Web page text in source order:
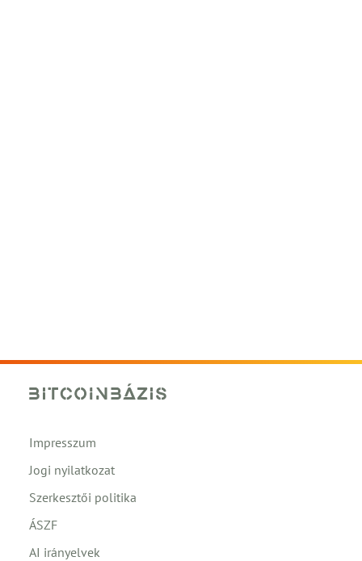
Impresszum
Jogi nyilatkozat
Szerkesztői politika
ÁSZF
AI irányelvek